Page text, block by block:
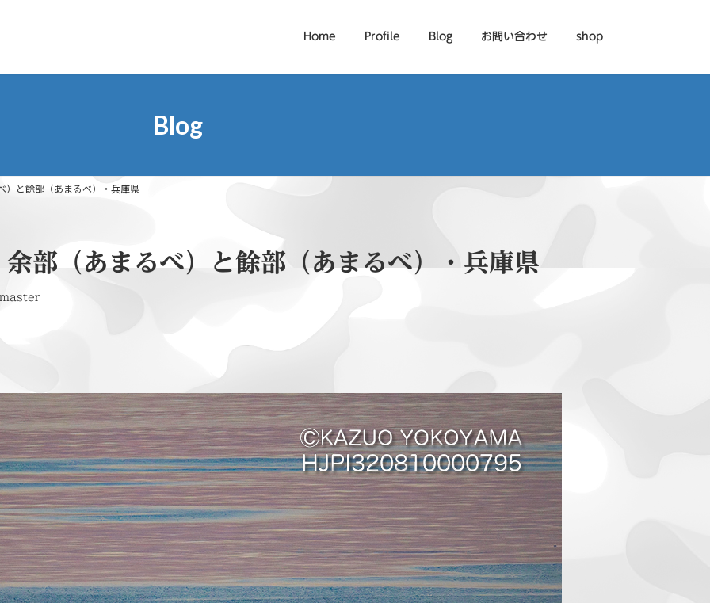
Home Profile Blog お問い合わせ shop
Blog
）と餘部（あまるべ）・兵庫県
部（あまるべ）と餘部（あまるべ）・兵庫県